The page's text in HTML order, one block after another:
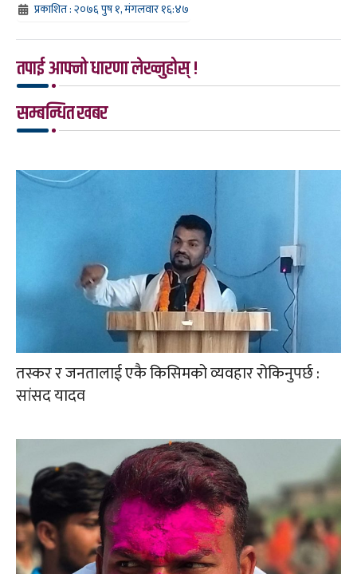
प्रकाशित : २०७६ पुष १, मंगलवार १६:४७
तपाई आफ्नो धारणा लेख्नुहोस् !
सम्बन्धित खबर
तस्कर र जनतालाई एकै किसिमको व्यवहार रोकिनुपर्छ :
सांसद यादव